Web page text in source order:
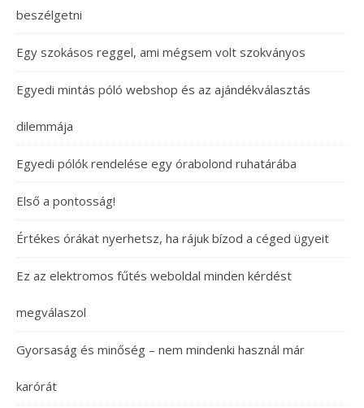
beszélgetni
Egy szokásos reggel, ami mégsem volt szokványos
Egyedi mintás póló webshop és az ajándékválasztás
dilemmája
Egyedi pólók rendelése egy órabolond ruhatárába
Első a pontosság!
Értékes órákat nyerhetsz, ha rájuk bízod a céged ügyeit
Ez az elektromos fűtés weboldal minden kérdést
megválaszol
Gyorsaság és minőség – nem mindenki használ már
karórát